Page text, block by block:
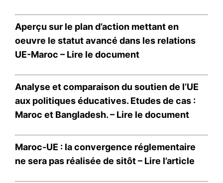
Aperçu sur le plan d’action mettant en
oeuvre le statut avancé dans les relations
UE-Maroc – Lire le document
Analyse et comparaison du soutien de l’UE
aux politiques éducatives. Etudes de cas :
Maroc et Bangladesh. – Lire le document
Maroc-UE : la convergence réglementaire
ne sera pas réalisée de sitôt – Lire l’article